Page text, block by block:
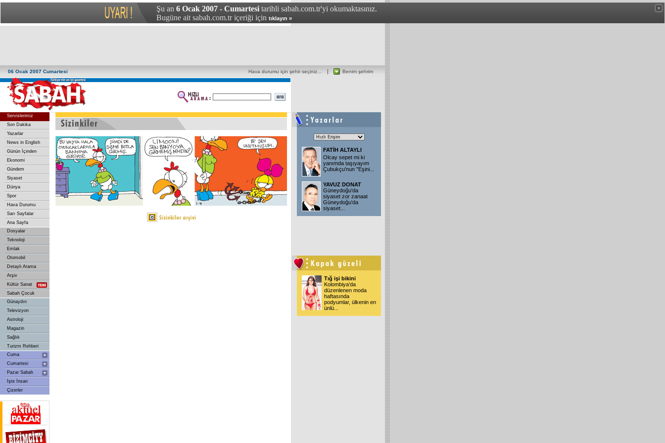
Şu an 6 Ocak 2007 - Cumartesi tarihli sabah.com.tr'yi okumaktasınız.
Bugüne ait sabah.com.tr içeriği için tıklayın »
06 Ocak 2007 Cumartesi Benim şehrim
Hava durumu için şehir seçiniz...
Servislerimiz
Son Dakika
Yazarlar
News in English
Günün İçinden
Ekonomi
Gündem
Siyaset
Dünya
Spor
Hava Durumu
Sarı Sayfalar
Ana Sayfa
Dosyalar
Teknoloji
Emlak
Otomobil
Detaylı Arama
Arşiv
Kültür Sanat
Sabah Çocuk
Günaydın
Televizyon
Astroloji
Magazin
Sağlık
Turizm Rehberi
Cuma
Cumartesi
Pazar Sabah
İşte İnsan
Çizerler
FATİH ALTAYLI
Olcay sepet mi ki
yanımda taşıyayım
Çubukçu'nun "Eşini...
YAVUZ DONAT
Güneydoğu'da
siyaset zor zanaat
Güneydoğu'da
siyaset...
Tığ işi bikini
Kolombiya'da
düzenlenen moda
haftasında
podyumlar, ülkenin en
ünlü...